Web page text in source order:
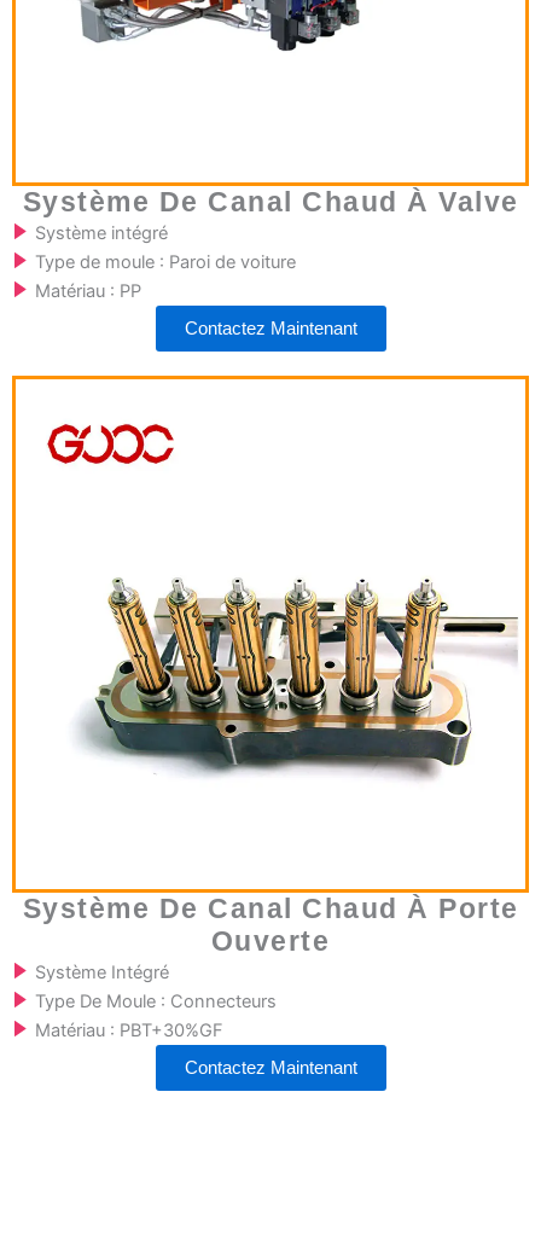
Système De Canal Chaud À Valve
Système intégré
Type de moule : Paroi de voiture
Matériau : PP
Contactez Maintenant
Système De Canal Chaud À Porte
Ouverte
Système Intégré
Type De Moule : Connecteurs
Matériau : PBT+30%GF
Contactez Maintenant